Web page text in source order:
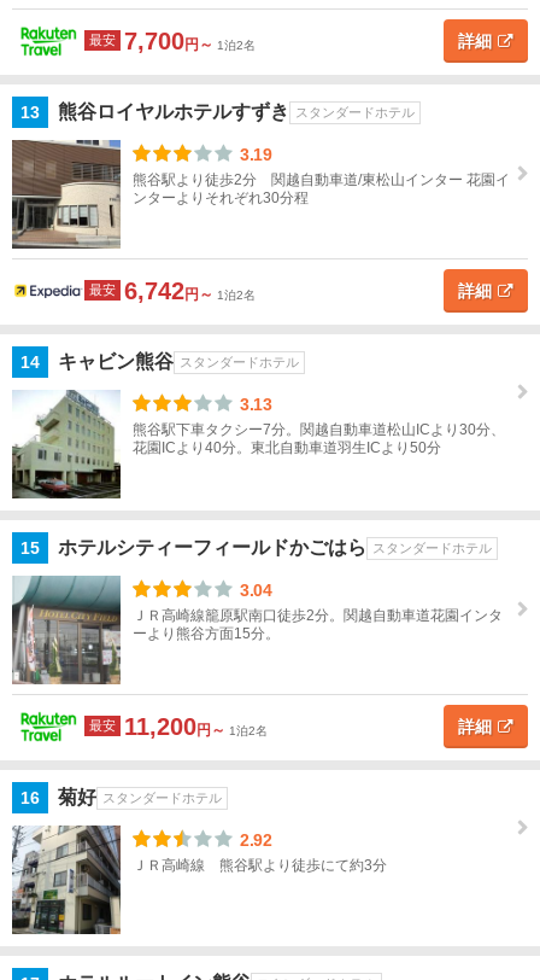
千
葉
京
神
奈
川
東
海
近
畿
中
国
四
国
九
州
沖
縄
閉じる
最安 7,700円～ 1泊2名 詳細
13 熊谷ロイヤルホテルすずき スタンダードホテル
3.19
熊谷駅より徒歩2分 関越自動車道/東松山インター 花園イ
ンターよりそれぞれ30分程
最安 6,742円～ 1泊2名 詳細
14 キャビン熊谷 スタンダードホテル
3.13
熊谷駅下車タクシー7分。関越自動車道松山ICより30分、
花園ICより40分。東北自動車道羽生ICより50分
15 ホテルシティーフィールドかごはら スタンダードホテル
3.04
ＪＲ高崎線籠原駅南口徒歩2分。関越自動車道花園インタ
ーより熊谷方面15分。
最安 11,200円～ 1泊2名 詳細
16 菊好 スタンダードホテル
2.92
ＪＲ高崎線 熊谷駅より徒歩にて約3分